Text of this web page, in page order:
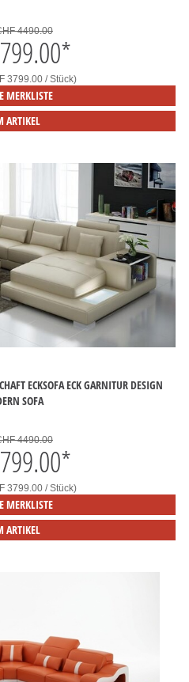
4490.00
*
3799.00 / Stück)
MERKLISTE
ARTIKEL
ECKSOFA ECK GARNITUR DESIGN
SOFA
4490.00
*
3799.00 / Stück)
MERKLISTE
ARTIKEL